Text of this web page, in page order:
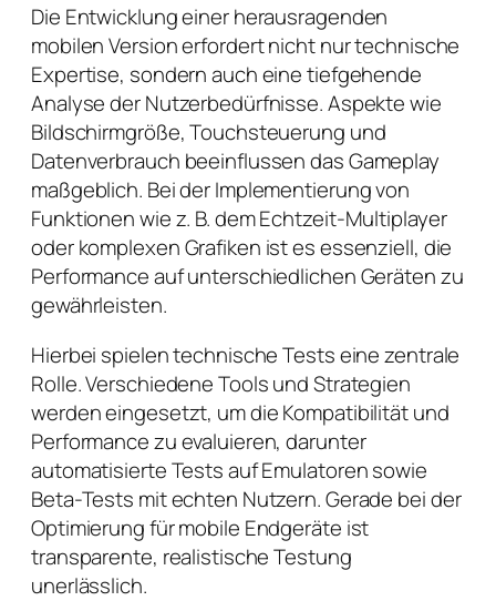
Die Entwicklung einer herausragenden
mobilen Version erfordert nicht nur technische
Expertise, sondern auch eine tiefgehende
Analyse der Nutzerbedürfnisse. Aspekte wie
Bildschirmgröße, Touchsteuerung und
Datenverbrauch beeinflussen das Gameplay
maßgeblich. Bei der Implementierung von
Funktionen wie z. B. dem Echtzeit-Multiplayer
oder komplexen Grafiken ist es essenziell, die
Performance auf unterschiedlichen Geräten zu
gewährleisten.
Hierbei spielen technische Tests eine zentrale
Rolle. Verschiedene Tools und Strategien
werden eingesetzt, um die Kompatibilität und
Performance zu evaluieren, darunter
automatisierte Tests auf Emulatoren sowie
Beta-Tests mit echten Nutzern. Gerade bei der
Optimierung für mobile Endgeräte ist
transparente, realistische Testung
unerlässlich.